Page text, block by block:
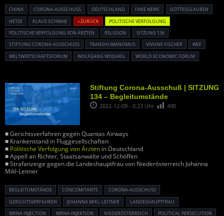
CHINA CORONA-AUSSCHUSS DEUTSCHLAND FAKE NEWS
GOTTESGLAUBEN
HETZE
KLAUS SCHWAB « ZURÜCK
POLITISCHE VERFOLGUNG
POLITISCHE VERFOLGUNG VON ÄRZTEN
RELIGION
SITZUNG 136
STIFTUNG CORONA-AUSSCHUSS
TRANSHUMANISMUS VIVIANE FISCHER
WEF
WELTWIRTSCHAFTSFORUM
WOLFGANG WODARG WORLD ECONOMIC FORUM
Stiftung Corona-Ausschuß | SITZUNG
134 – Begleitumstände
2022-12-09 - 0:23 Uhr 490
■ Gerichtsverfahren gegen Quantas Airways
■ Krankenstand in Fluggesellschaften
■ Politische Verfolgung von Ärzten in Deutschland
■ Appell an Richter, Staatsanwälte und Schöffen
■ Strafanzeige gegen die Landeshauptfrau von Niederösterreich Johanna
Mikl-Leitner
BEGLEITUMSTÄNDE CONCOMITANTS
CORONA-AUSSCHUSS
GERICHTSVERFAHREN
JOHANNA MIKL-LEITNER
LANDESHAUPTFRAU
MRNA INJECTION
MRNA-INJEKTION NIEDERÖSTERREICH
POLITICAL PERSECUTION